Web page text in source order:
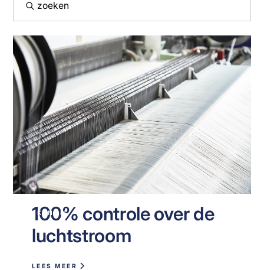
KENNIS
100% controle over de
luchtstroom
LEES MEER